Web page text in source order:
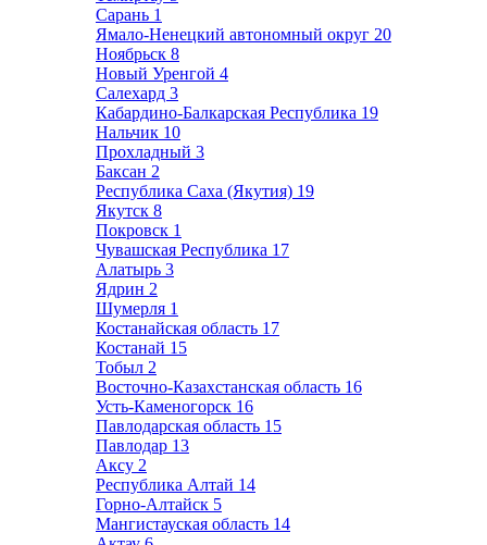
Сарань 1
Ямало-Ненецкий автономный округ 20
Ноябрьск 8
Новый Уренгой 4
Салехард 3
Кабардино-Балкарская Республика 19
Нальчик 10
Прохладный 3
Баксан 2
Республика Саха (Якутия) 19
Якутск 8
Покровск 1
Чувашская Республика 17
Алатырь 3
Ядрин 2
Шумерля 1
Костанайская область 17
Костанай 15
Тобыл 2
Восточно-Казахстанская область 16
Усть-Каменогорск 16
Павлодарская область 15
Павлодар 13
Аксу 2
Республика Алтай 14
Горно-Алтайск 5
Мангистауская область 14